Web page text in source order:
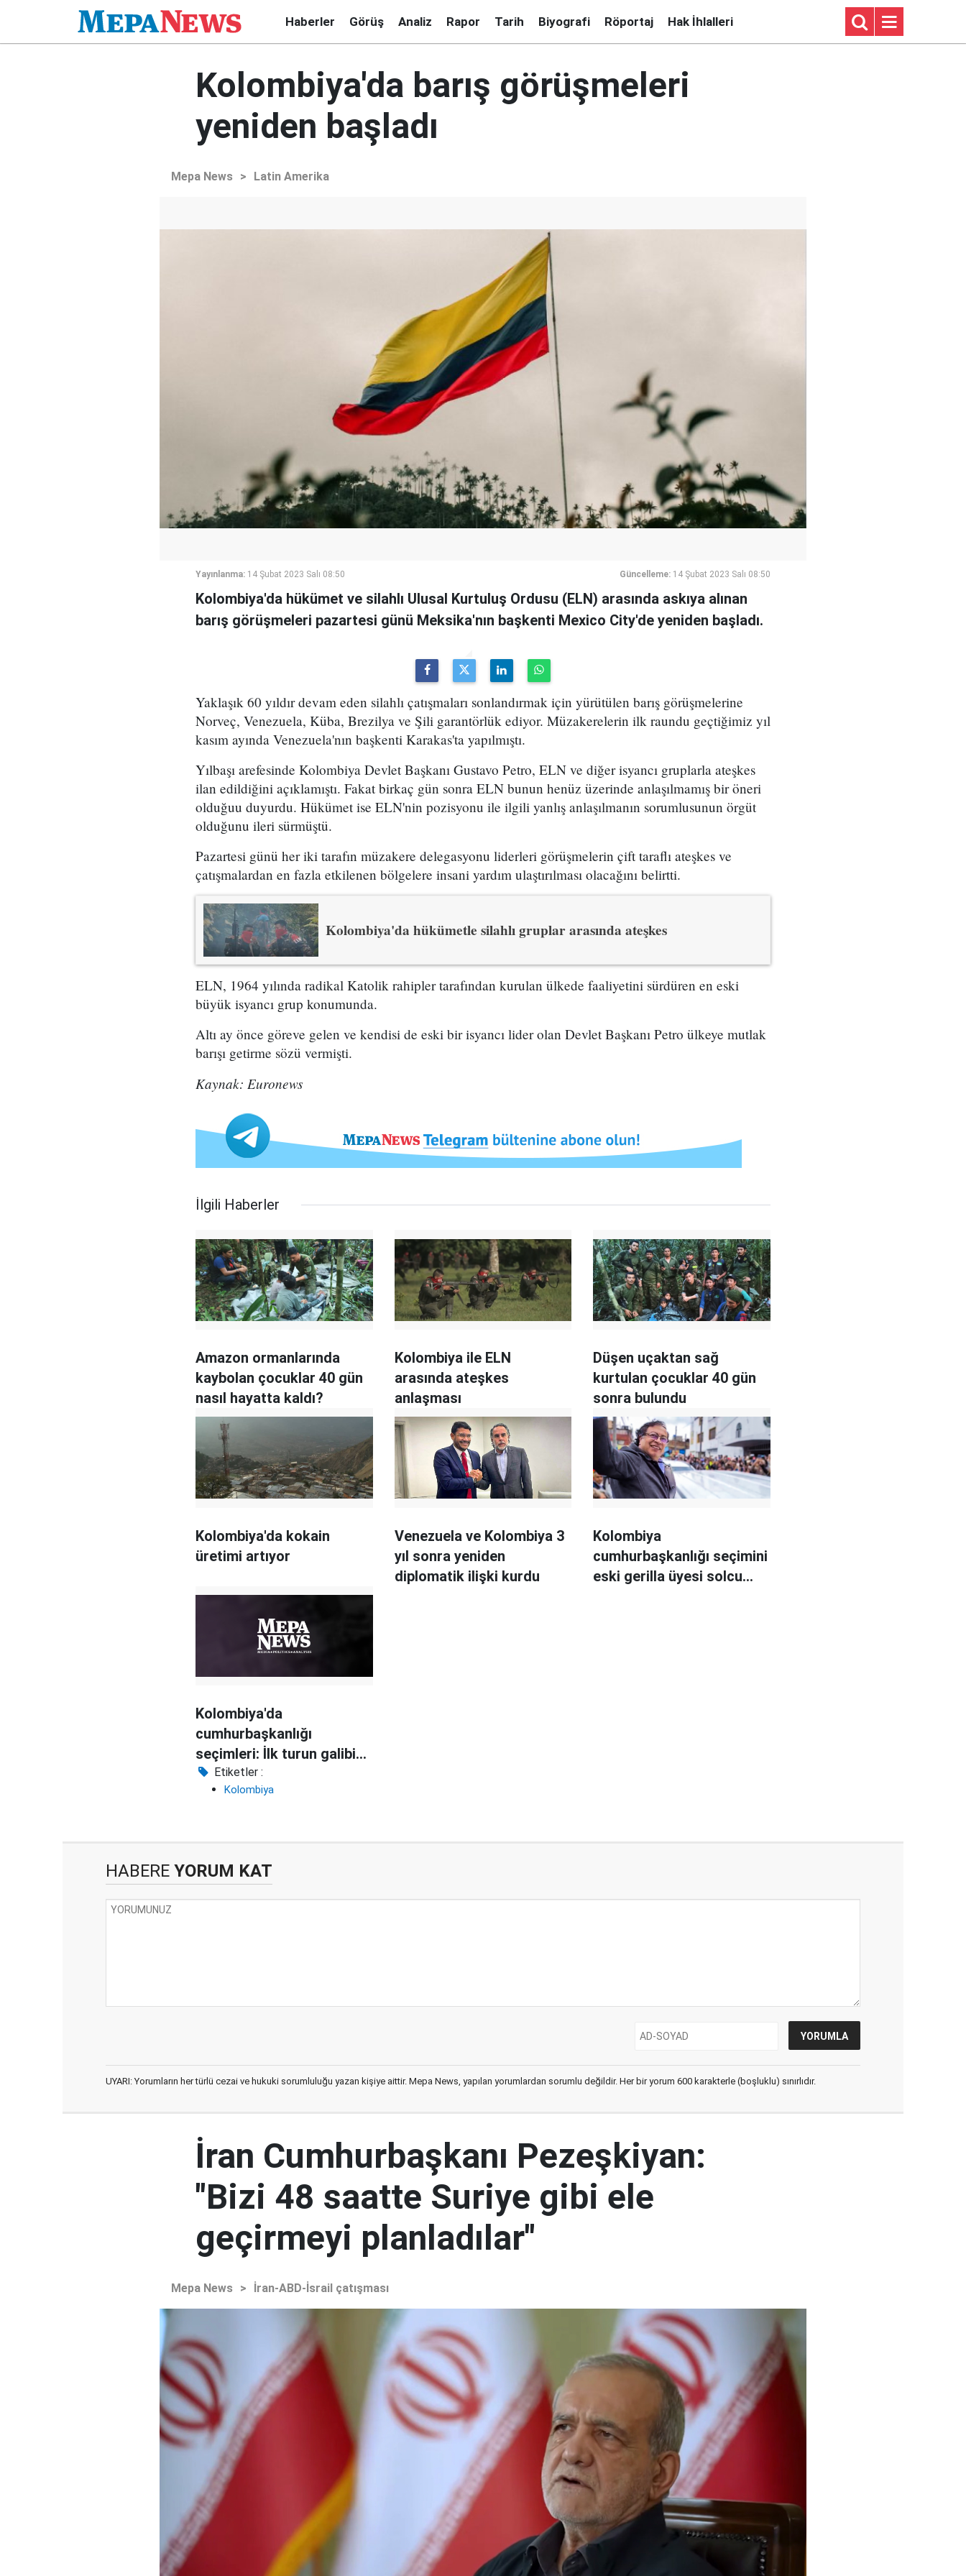
Haberler Görüş Analiz Rapor Tarih Biyografi Röportaj Hak İhlalleri
Kolombiya'da barış görüşmeleri
yeniden başladı
Mepa News > Latin Amerika
Yayınlanma: 14 Şubat 2023 Salı 08:50 Güncelleme: 14 Şubat 2023 Salı 08:50
Kolombiya'da hükümet ve silahlı Ulusal Kurtuluş Ordusu (ELN) arasında askıya alınan
barış görüşmeleri pazartesi günü Meksika'nın başkenti Mexico City'de yeniden başladı.
Yaklaşık 60 yıldır devam eden silahlı çatışmaları sonlandırmak için yürütülen barış görüşmelerine
Norveç, Venezuela, Küba, Brezilya ve Şili garantörlük ediyor. Müzakerelerin ilk raundu geçtiğimiz yıl
kasım ayında Venezuela'nın başkenti Karakas'ta yapılmıştı.
Yılbaşı arefesinde Kolombiya Devlet Başkanı Gustavo Petro, ELN ve diğer isyancı gruplarla ateşkes
ilan edildiğini açıklamıştı. Fakat birkaç gün sonra ELN bunun henüz üzerinde anlaşılmamış bir öneri
olduğuu duyurdu. Hükümet ise ELN'nin pozisyonu ile ilgili yanlış anlaşılmanın sorumlusunun örgüt
olduğunu ileri sürmüştü.
Pazartesi günü her iki tarafın müzakere delegasyonu liderleri görüşmelerin çift taraflı ateşkes ve
çatışmalardan en fazla etkilenen bölgelere insani yardım ulaştırılması olacağını belirtti.
Kolombiya'da hükümetle silahlı gruplar arasında ateşkes
ELN, 1964 yılında radikal Katolik rahipler tarafından kurulan ülkede faaliyetini sürdüren en eski
büyük isyancı grup konumunda.
Altı ay önce göreve gelen ve kendisi de eski bir isyancı lider olan Devlet Başkanı Petro ülkeye mutlak
barışı getirme sözü vermişti.
Kaynak: Euronews
İlgili Haberler
Amazon ormanlarında
kaybolan çocuklar 40 gün
nasıl hayatta kaldı?
Kolombiya ile ELN
arasında ateşkes
anlaşması
Düşen uçaktan sağ
kurtulan çocuklar 40 gün
sonra bulundu
Kolombiya'da kokain
üretimi artıyor
Venezuela ve Kolombiya 3
yıl sonra yeniden
diplomatik ilişki kurdu
Kolombiya
cumhurbaşkanlığı seçimini
eski gerilla üyesi solcu
Kolombiya'da
cumhurbaşkanlığı
seçimleri: İlk turun galibi
eski gerilla lideri
Etiketler :
Kolombiya
HABERE YORUM KAT
UYARI: Yorumların her türlü cezai ve hukuki sorumluluğu yazan kişiye aittir. Mepa News, yapılan yorumlardan sorumlu değildir. Her bir yorum 600 karakterle (boşluklu) sınırlıdır.
İran Cumhurbaşkanı Pezeşkiyan:
"Bizi 48 saatte Suriye gibi ele
geçirmeyi planladılar"
Mepa News > İran-ABD-İsrail çatışması